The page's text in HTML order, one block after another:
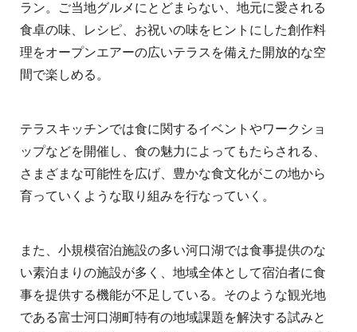
ラン。ご当地グルメにとどまらない、地元に愛される
食卓の味、レシピ、お祝いの味をヒントにした創作料
理をオープンエアーの広いテラスを備えた開放的な空
間で楽しめる。
テラスキッチンでは食に関するイベントやワークショ
ップなどを開催し、食の魅力によってもたらされる、
さまざまな可能性を広げ、豊かな食文化がこの地から
育っていくような取り組みを行なっていく。
また、小規模宿泊施設の多い河口湖では食事提供のな
い素泊まりの施設が多く、地域全体として宿泊者に食
事を提供する機能が不足している。そのような観光地
である富士河口湖町特有の地域課題を解決する試みと